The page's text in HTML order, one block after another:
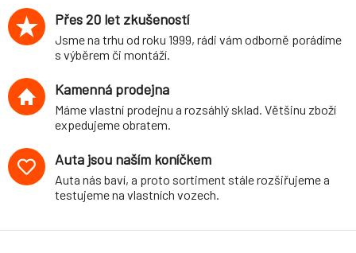
mm/23 mm
Přes 20 let zkušeností
Jsme na trhu od roku 1999, rádi vám odborně porádíme
s výběrem či montáží.
Kamenná prodejna
Máme vlastní prodejnu a rozsáhlý sklad. Většinu zboží
expedujeme obratem.
Auta jsou naším koníčkem
Auta nás baví, a proto sortiment stále rozšiřujeme a
testujeme na vlastních vozech.